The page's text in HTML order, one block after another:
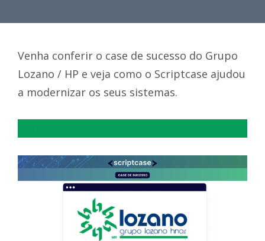
Venha conferir o case de sucesso do Grupo
Lozano / HP e veja como o Scriptcase ajudou
a modernizar os seus sistemas.